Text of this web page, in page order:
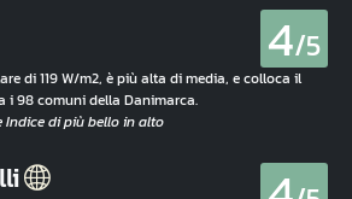
4/5
di 119 W/m2, è più alta di media, e colloca il
i 98 comuni della Danimarca.